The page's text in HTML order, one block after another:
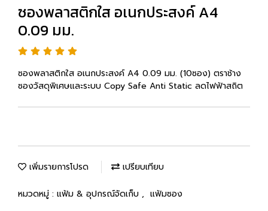
ซองพลาสติกใส อเนกประสงค์ A4
0.09 มม.
ซองพลาสติกใส อเนกประสงค์ A4 0.09 มม. (10ซอง) ตราช้าง
ซองวัสดุพิเศษและระบบ Copy Safe Anti Static ลดไฟฟ้าสถิต
เพิ่มรายการโปรด เปรียบเทียบ
หมวดหมู่ : แฟ้ม & อุปกรณ์จัดเก็บ , แฟ้มซอง